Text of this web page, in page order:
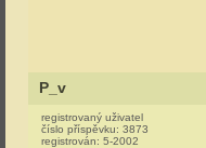
P_v
registrovaný uživatel
číslo příspěvku: 3873
registrován: 5-2002